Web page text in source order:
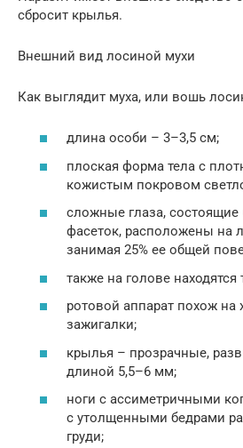
сбросит крылья.
Внешний вид лосиной мухи
Как выглядит муха, или вошь
длина особи – 3–3,5 см;
плоская форма тела с
кожистым покровом
сложные глаза, состоящие
фасеток, расположены на
занимая 25% ее общей
также на голове находятся
ротовой аппарат похож на
зажигалки;
крылья – прозрачные,
длиной 5,5–6 мм;
ноги с ассиметричными
с утолщенными бедрами
груди;